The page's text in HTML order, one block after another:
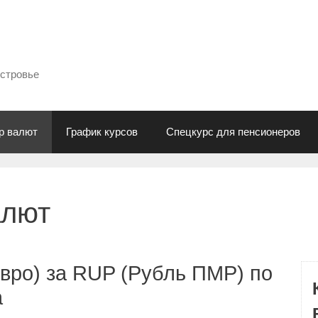
валют График курсов Спецкурс для пенсионеров
за RUP (Рубль ПМР) по